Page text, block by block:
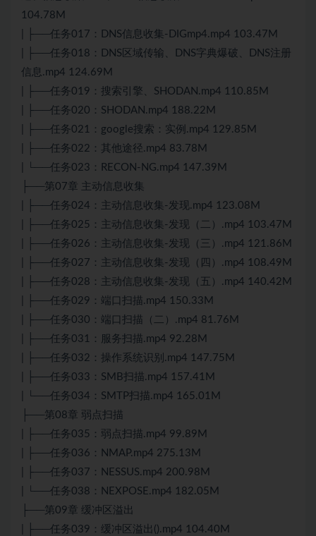
104.78M
| ├──任务017：DNS信息收集-DIGmp4.mp4 103.47M
| ├──任务018：DNS区域传输、DNS字典爆破、DNS注册
信息.mp4 124.69M
| ├──任务019：搜索引擎、SHODAN.mp4 110.85M
| ├──任务020：SHODAN.mp4 188.22M
| ├──任务021：google搜索：实例.mp4 129.85M
| ├──任务022：其他途径.mp4 83.78M
| └──任务023：RECON-NG.mp4 147.39M
├──第07章 主动信息收集
| ├──任务024：主动信息收集-发现.mp4 123.08M
| ├──任务025：主动信息收集-发现（二）.mp4 103.47M
| ├──任务026：主动信息收集-发现（三）.mp4 121.86M
| ├──任务027：主动信息收集-发现（四）.mp4 108.49M
| ├──任务028：主动信息收集-发现（五）.mp4 140.42M
| ├──任务029：端口扫描.mp4 150.33M
| ├──任务030：端口扫描（二）.mp4 81.76M
| ├──任务031：服务扫描.mp4 92.28M
| ├──任务032：操作系统识别.mp4 147.75M
| ├──任务033：SMB扫描.mp4 157.41M
| └──任务034：SMTP扫描.mp4 165.01M
├──第08章 弱点扫描
| ├──任务035：弱点扫描.mp4 99.89M
| ├──任务036：NMAP.mp4 275.13M
| ├──任务037：NESSUS.mp4 200.98M
| └──任务038：NEXPOSE.mp4 182.05M
├──第09章 缓冲区溢出
| ├──任务039：缓冲区溢出().mp4 104.40M